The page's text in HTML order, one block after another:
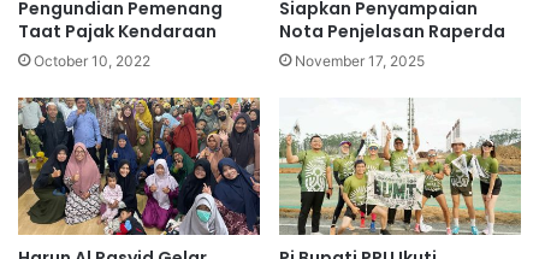
Pengundian Pemenang
Taat Pajak Kendaraan
October 10, 2022
Siapkan Penyampaian
Nota Penjelasan Raperda
November 17, 2025